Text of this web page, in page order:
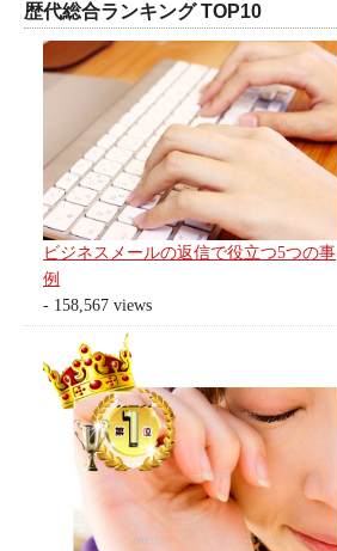
歴代総合ランキング TOP10
ビジネスメールの返信で役立つ5つの事
例
- 158,567 views